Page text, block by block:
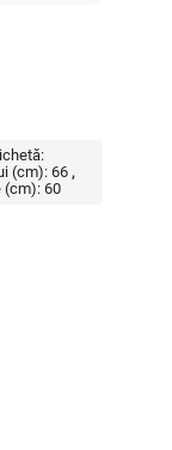
(cm): 66
(cm): 60